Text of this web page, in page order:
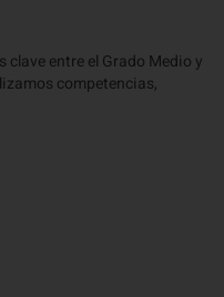
clave entre el Grado Medio y
competencias,